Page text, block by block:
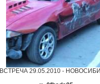
ВСТРЕЧА 29.05.2010 -